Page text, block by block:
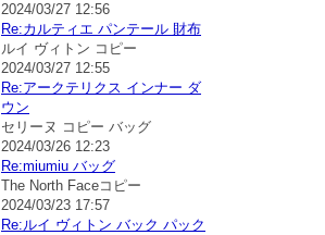
2024/03/27 12:56
Re:カルティエ パンテール 財布
ルイ ヴィトン コピー
2024/03/27 12:55
Re:アークテリクス インナー ダ
ウン
セリーヌ コピー バッグ
2024/03/26 12:23
Re:miumiu バッグ
The North Faceコピー
2024/03/23 17:57
Re:ルイ ヴィトン バック パック